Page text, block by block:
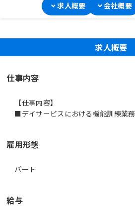
求人概要 会社概要
求人概要
仕事内容
【仕事内容】
■デイサービスにおける機能訓練業務
雇用形態
パート
給与